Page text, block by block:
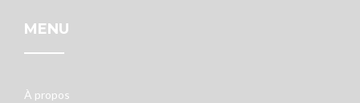
MENU
À propos